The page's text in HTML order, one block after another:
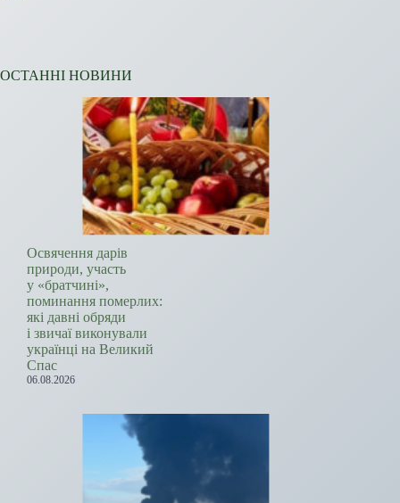
ОСТАННІ НОВИНИ
Освячення дарів
природи, участь
у «братчині»,
поминання померлих:
які давні обряди
і звичаї виконували
українці на Великий
Спас
06.08.2026